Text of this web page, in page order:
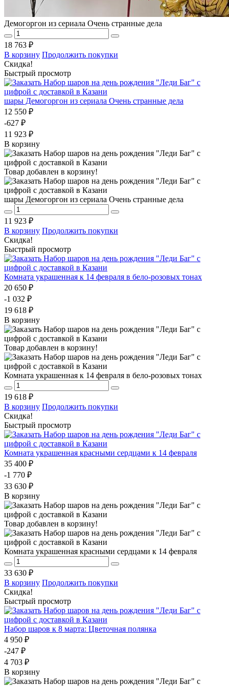
Демогоргон из сериала Очень странные дела
18 763 ₽
В корзину Продолжить покупки
Скидка!
Быстрый просмотр
шары Демогоргон из сериала Очень странные дела
12 550 ₽
-627 ₽
11 923 ₽
В корзину
Товар добавлен в корзину!
шары Демогоргон из сериала Очень странные дела
11 923 ₽
В корзину Продолжить покупки
Скидка!
Быстрый просмотр
Комната украшенная к 14 февраля в бело-розовых тонах
20 650 ₽
-1 032 ₽
19 618 ₽
В корзину
Товар добавлен в корзину!
Комната украшенная к 14 февраля в бело-розовых тонах
19 618 ₽
В корзину Продолжить покупки
Скидка!
Быстрый просмотр
Комната украшенная красными сердцами к 14 февраля
35 400 ₽
-1 770 ₽
33 630 ₽
В корзину
Товар добавлен в корзину!
Комната украшенная красными сердцами к 14 февраля
33 630 ₽
В корзину Продолжить покупки
Скидка!
Быстрый просмотр
Набор шаров к 8 марта: Цветочная полянка
4 950 ₽
-247 ₽
4 703 ₽
В корзину